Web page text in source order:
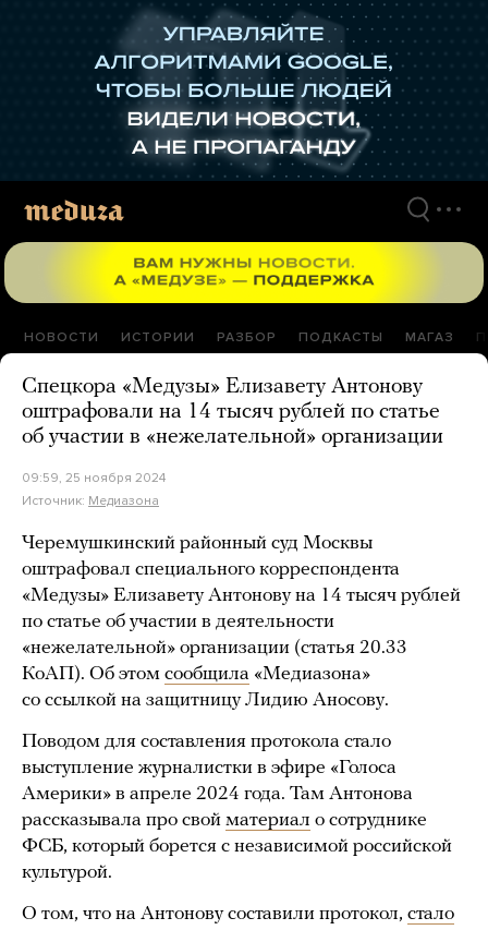
НОВОСТИ ИСТОРИИ РАЗБОР ПОДКАСТЫ МАГАЗ
Спецкора «Медузы» Елизавету Антонову
оштрафовали на 14 тысяч рублей по статье
об участии в «нежелательной» организации
09:59, 25 ноября 2024
Источник: Медиазона
Черемушкинский районный суд Москвы
оштрафовал специального корреспондента
«Медузы» Елизавету Антонову на 14 тысяч рублей
по статье об участии в деятельности
«нежелательной» организации (статья 20.33
КоАП). Об этом сообщила «Медиазона»
со ссылкой на защитницу Лидию Аносову.
Поводом для составления протокола стало
выступление журналистки в эфире «Голоса
Америки» в апреле 2024 года. Там Антонова
рассказывала про свой материал о сотруднике
ФСБ, который борется с независимой российской
культурой.
О том, что на Антонову составили протокол, стало